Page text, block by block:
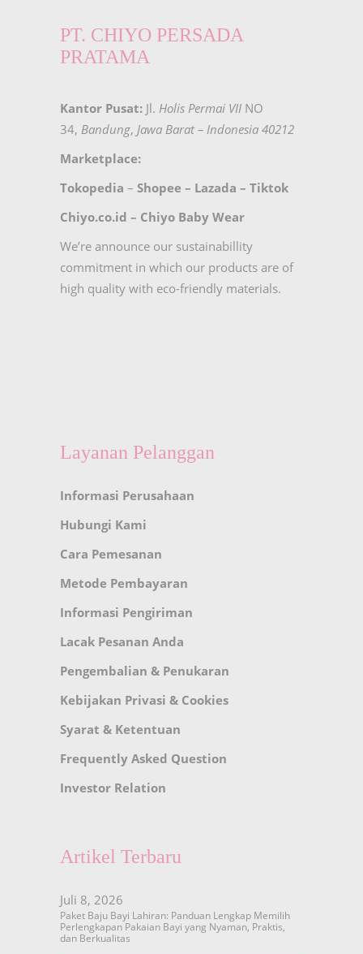
PT. CHIYO PERSADA
PRATAMA
Kantor Pusat: Jl. Holis Permai VII NO
34, Bandung, Jawa Barat – Indonesia 40212
Marketplace:
Tokopedia – Shopee – Lazada – Tiktok
Chiyo.co.id – Chiyo Baby Wear
We’re announce our sustainabillity
commitment in which our products are of
high quality with eco-friendly materials.
Layanan Pelanggan
Informasi Perusahaan
Hubungi Kami
Cara Pemesanan
Metode Pembayaran
Informasi Pengiriman
Lacak Pesanan Anda
Pengembalian & Penukaran
Kebijakan Privasi & Cookies
Syarat & Ketentuan
Frequently Asked Question
Investor Relation
Artikel Terbaru
Juli 8, 2026
Paket Baju Bayi Lahiran: Panduan Lengkap Memilih
Perlengkapan Pakaian Bayi yang Nyaman, Praktis,
dan Berkualitas